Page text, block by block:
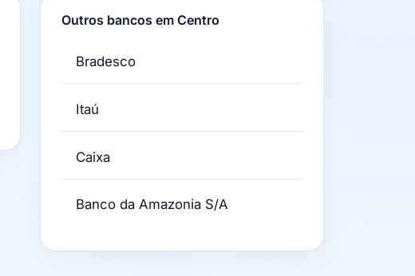
Outros bancos em Centro
Bradesco
Itaú
Caixa
Banco da Amazonia S/A